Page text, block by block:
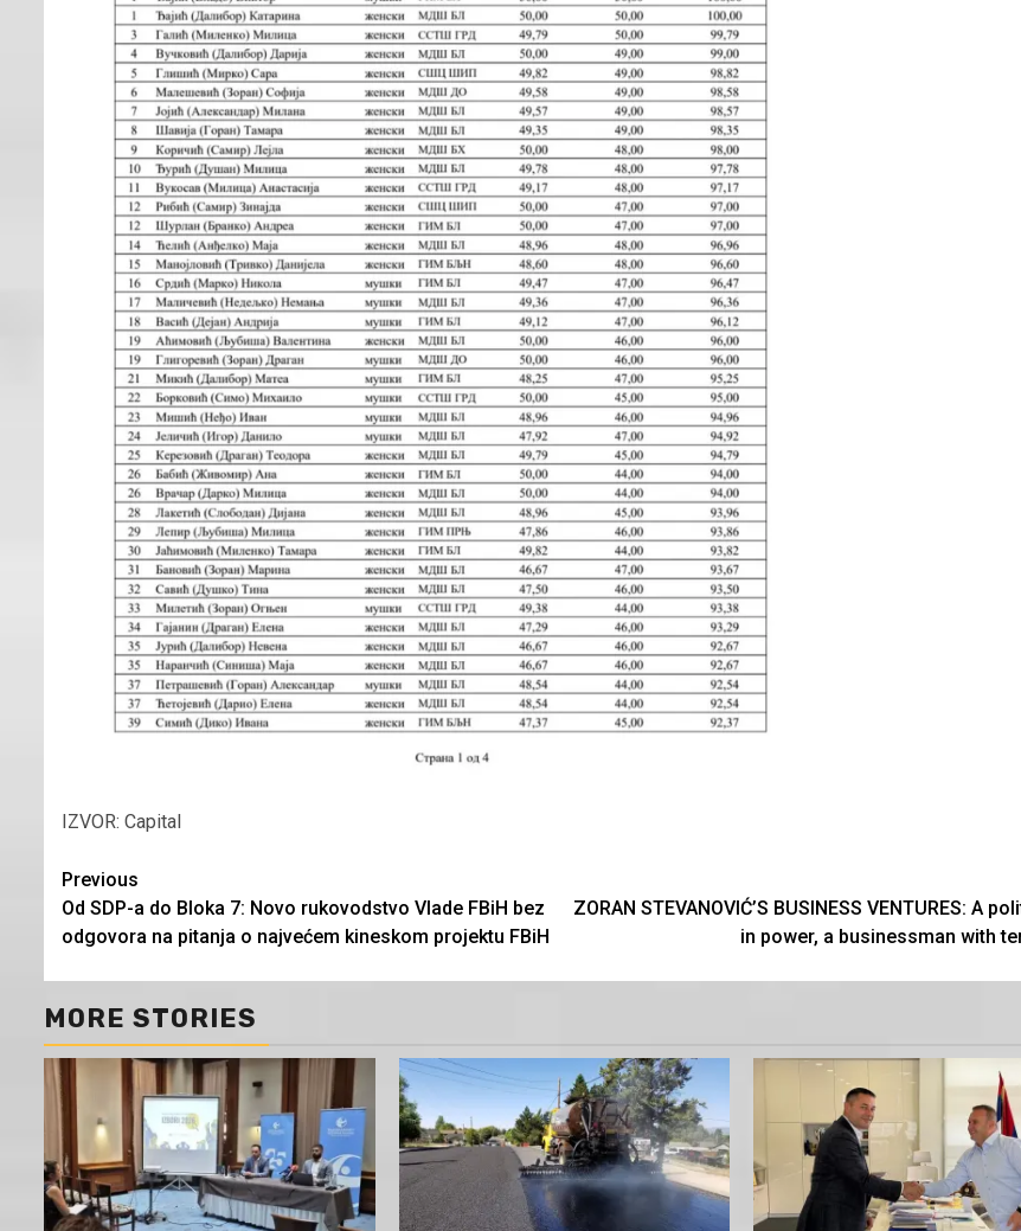
IZVOR: Capital
Continue
Reading
Previous
Od SDP-a do Bloka 7: Novo rukovodstvo Vlade FBiH bez
odgovora na pitanja o najvećem kineskom projektu FBiH
ZORAN STEVANOVIĆ’S BUSINESS VENTURES: A
in power, a businessman with
MORE STORIES